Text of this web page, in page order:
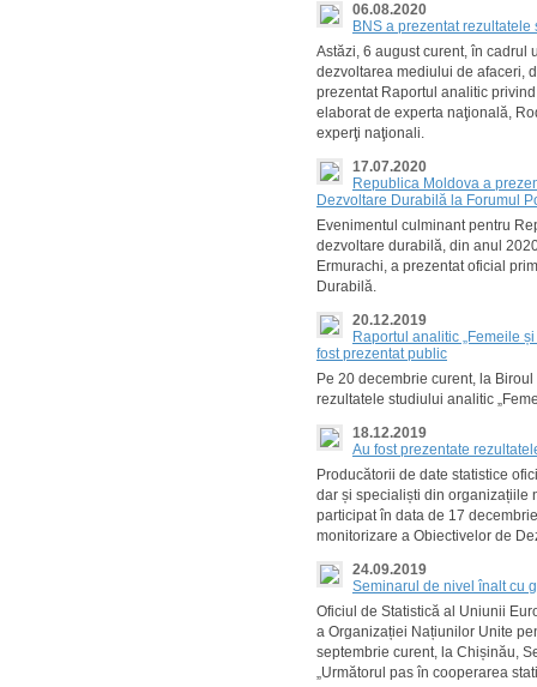
06.08.2020
BNS a prezentat
Astăzi, 6 august curent, în cadrul
dezvoltarea mediului de afaceri,
prezentat Raportul analitic
elaborat de experta naţională,
experţi naţionali.
17.07.2020
Republica Moldova a
Dezvoltare Durabilă la Forumul
Evenimentul culminant pentru
dezvoltare durabilă, din anul
Ermurachi, a prezentat oficial
Durabilă.
20.12.2019
Raportul analitic „Femeile
fost prezentat public
Pe 20 decembrie curent, la
rezultatele studiului analitic
18.12.2019
Au fost prezentate
Producătorii de date statistice
dar și specialiști din organizațiile
participat în data de 17
monitorizare a Obiectivelor de
24.09.2019
Seminarul de nivel înalt cu
Oficiul de Statistică al Uniunii
a Organizației Națiunilor Unite
septembrie curent, la Chișinău,
„Următorul pas în cooperarea